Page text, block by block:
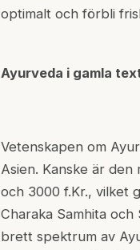
optimalt och förbli
Ayurveda i gamla
Vetenskapen om
Asien. Kanske är den
och 3000 f.Kr., vilket
Charaka Samhita
brett spektrum av